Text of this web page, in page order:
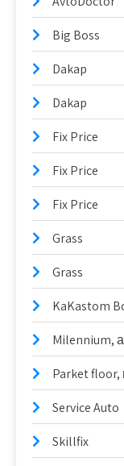
Big Boss
Dakap
Dakap
Fix Price
Fix Price
Fix Price
Grass
Grass
KaKastom
Milennium,
Parket floor,
Service Auto
Skillfix